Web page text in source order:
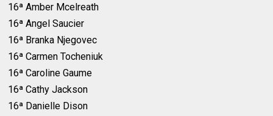
16ª Amber Mcelreath
16ª Angel Saucier
16ª Branka Njegovec
16ª Carmen Tocheniuk
16ª Caroline Gaume
16ª Cathy Jackson
16ª Danielle Dison